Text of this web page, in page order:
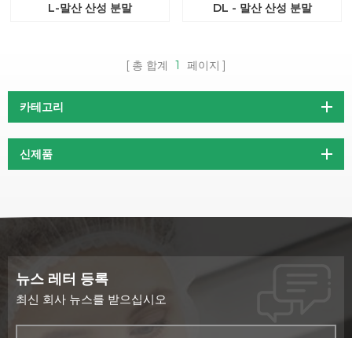
L-말산 산성 분말 DL - 말산 산성 분말
총 합계 1 페이지
카테고리
신제품
뉴스 레터 등록
최신 회사 뉴스를 받으십시오